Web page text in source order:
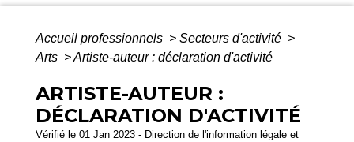
Accueil professionnels > Secteurs d'activité >
Arts >Artiste-auteur : déclaration d'activité
ARTISTE-AUTEUR :
DÉCLARATION D'ACTIVITÉ
Vérifié le 01 Jan 2023 - Direction de l'information légale et